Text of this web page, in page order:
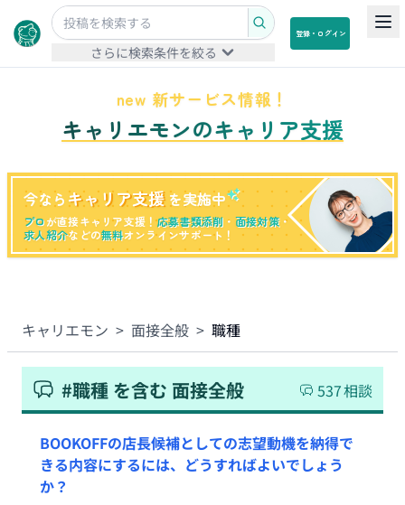
さらに検索条件を絞る
登録・ログイン
new 新サービス情報！
キャリエモンのキャリア支援
今なら キャリア支援 を実施中
プロが直接キャリア支援！応募書類添削 ・ 面接対策・
求人紹介などの無料オンラインサポート！
キャリエモン > 面接全般 > 職種
#職種 を含む 面接全般 537相談
BOOKOFFの店長候補としての志望動機を納得で
きる内容にするには、どうすればよいでしょう
か？